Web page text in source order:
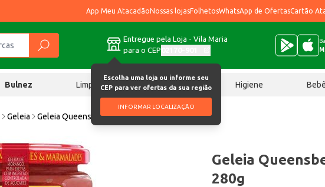
App Meu AtacadãoNossas lojasFolhetosWhatsApp de OfertasCartão
Entregue pela Loja - Vila Maria
para o CEP
Escolha uma loja ou informe seu
CEP para ver ofertas da sua região
INFORMAR LOCALIZAÇÃO
Bulnez Limpeza Chocolates Higiene
Geleia Geleia Queensberry Diet Morango 280g
Geleia
280g